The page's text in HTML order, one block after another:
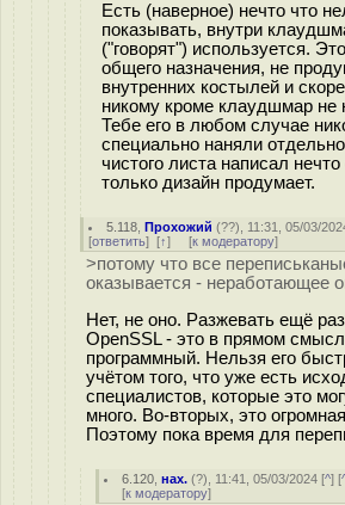
Есть (наверное) нечто что
показывать, внутри
("говорят") используется.
общего назначения, не
внутренних костылей и
никому кроме клаудшмар не
Тебе его в любом случае
специально наняли
чистого листа написал
только дизайн продумает.
5.118 ,Прохожий (??), 11:31, 05/03/
[ответить] [↑] [к модератору]
>потому что все
оказывается - неработающее
Нет, не оно. Разжевать ещё
OpenSSL - это в прямом
программный. Нельзя его
учётом того, что уже есть
специалистов, которые это
много. Во-вторых, это
Поэтому пока время для
6.120 ,нах. (?), 11:41, 05/03/2024 [^] [
[к модератору]